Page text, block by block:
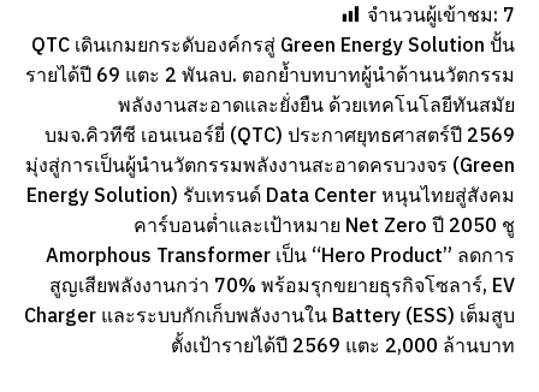
จำนวนผู้เข้าชม: 7
QTC เดินเกมยกระดับองค์กรสู่ Green Energy Solution ปั้น
รายได้ปี 69 แตะ 2 พันลบ. ตอกย้ำบทบาทผู้นำด้านนวัตกรรม
พลังงานสะอาดและยั่งยืน ด้วยเทคโนโลยีทันสมัย
บมจ.คิวทีซี เอนเนอร์ยี่ (QTC) ประกาศยุทธศาสตร์ปี 2569
มุ่งสู่การเป็นผู้นำนวัตกรรมพลังงานสะอาดครบวงจร (Green
Energy Solution) รับเทรนด์ Data Center หนุนไทยสู่สังคม
คาร์บอนต่ำและเป้าหมาย Net Zero ปี 2050 ชู
Amorphous Transformer เป็น “Hero Product” ลดการ
สูญเสียพลังงานกว่า 70% พร้อมรุกขยายธุรกิจโซลาร์, EV
Charger และระบบกักเก็บพลังงานใน Battery (ESS) เต็มสูบ
ตั้งเป้ารายได้ปี 2569 แตะ 2,000 ล้านบาท